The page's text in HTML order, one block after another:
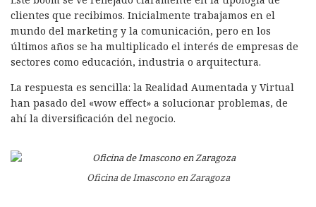
clientes que recibimos. Inicialmente trabajamos en el
mundo del marketing y la comunicación, pero en los
últimos años se ha multiplicado el interés de empresas de
sectores como educación, industria o arquitectura.
La respuesta es sencilla: la Realidad Aumentada y Virtual
han pasado del «wow effect» a solucionar problemas, de
ahí la diversificación del negocio.
Oficina de Imascono en Zaragoza